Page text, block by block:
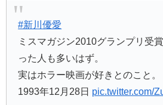
#新川優愛
ミスマガジン2010グランプリ受
った人も多いはず。
実はホラー映画が好きとのこと。
1993年12月28日 pic.twitter.com/